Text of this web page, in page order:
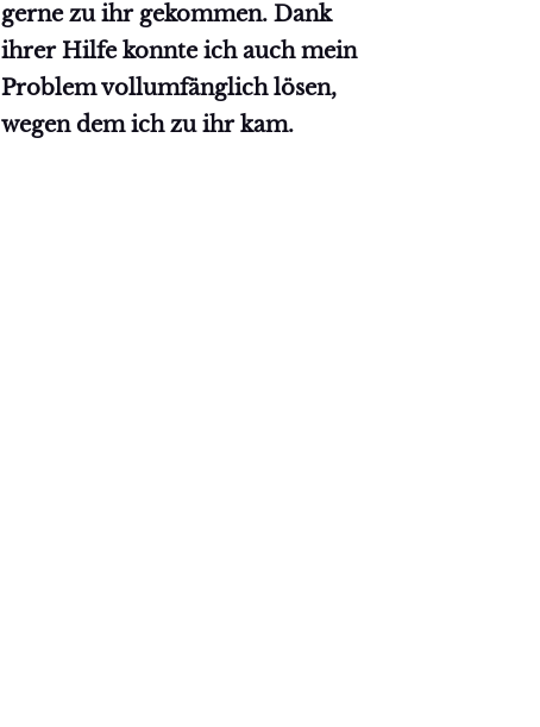
gerne zu ihr gekommen. Dank
ihrer Hilfe konnte ich auch mein
Problem vollumfänglich lösen,
wegen dem ich zu ihr kam.